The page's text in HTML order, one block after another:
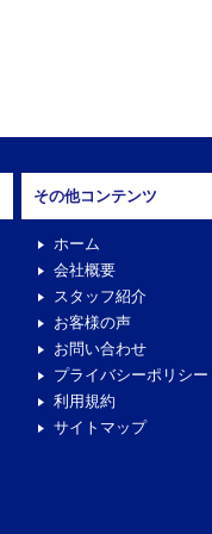
その他コンテンツ
ホーム
会社概要
スタッフ紹介
お客様の声
お問い合わせ
プライバシーポリシー
利用規約
サイトマップ